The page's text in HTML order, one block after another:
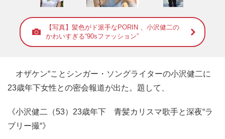
【写真】髪色がド派手なPORIN 、小沢健二の
かわいすぎる“90sファッション”
オザケン“ことシンガー・ソングライターの小沢健二に
23歳年下女性との密会報道が出た。題して、
《小沢健二（53）23歳年下 青髪カリスマ歌手と深夜“ラ
ブリー撮“》